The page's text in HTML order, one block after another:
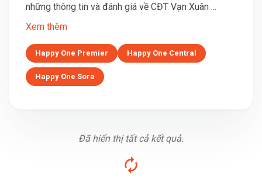
những thông tin và đánh giá về CĐT Vạn Xuân ...
Xem thêm
Happy One Premier Happy One Central
Happy One Sora
Đã hiển thị tất cả kết quả.